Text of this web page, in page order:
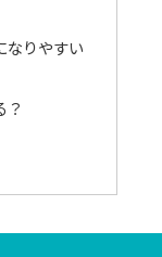
なりやすい
？